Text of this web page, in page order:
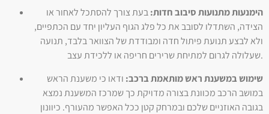
הימנעות מתנועות סיבוב חדות:בעת צורך להסתכל לאחור או
הצידה, השתדלו לסובב את כל פלג הגוף העליון יחד עם הכתפיים,
ולא לבצע תנועת פיתול חדה ומבודדת של הצוואר בלבד, תנועה
שעלולה לגרום למתיחת שרירים חריפה או ללכידת עצב.
שימוש במשענת ראש מותאמת ברכב: ודאו כי משענת הראש
במושב הרכב מכוונת בצורה מדויקת כך שמרכז המשענת נמצא
בגובה האוזניים שלכם ובמרחק קטן ככל האפשר מהעורף. כיוונון